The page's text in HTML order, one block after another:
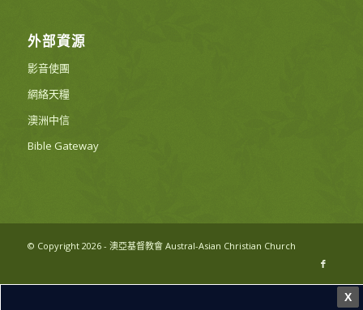
外部資源
影音使團
網絡天糧
澳洲中信
Bible Gateway
© Copyright 2026 - 澳亞基督教會 Austral-Asian Christian Church
X